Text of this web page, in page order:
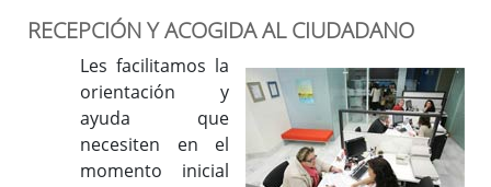
Información general
Registros Auxiliares
Registro Electrónico
RECEPCIÓN Y ACOGIDA AL CIUDADANO
Les facilitamos la
orientación y
ayuda que
necesiten en el
momento inicial